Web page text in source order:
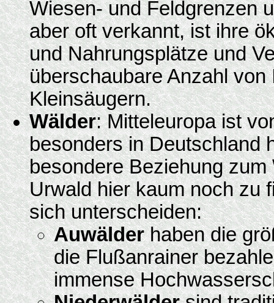
Wiesen- und Feldgrenzen
aber oft verkannt, ist ihre
und Nahrungsplätze und
überschaubare Anzahl
Kleinsäugern.
Wälder: Mitteleuropa ist
besonders in Deutschland
besondere Beziehung
Urwald hier kaum noch zu
sich unterscheiden:
Auwälderhaben die
die Flußanrainer
immense